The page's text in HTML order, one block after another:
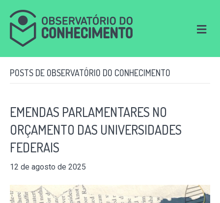
M
e
u
POSTS DE OBSERVATÓRIO DO CONHECIMENTO
EMENDAS PARLAMENTARES NO
ORÇAMENTO DAS UNIVERSIDADES
FEDERAIS
12 de agosto de 2025